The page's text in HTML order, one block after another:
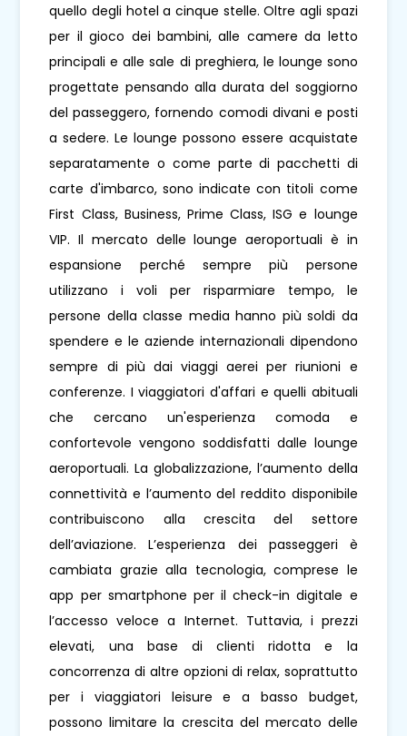
quello degli hotel a cinque stelle. Oltre agli spazi
per il gioco dei bambini, alle camere da letto
principali e alle sale di preghiera, le lounge sono
progettate pensando alla durata del soggiorno
del passeggero, fornendo comodi divani e posti
a sedere. Le lounge possono essere acquistate
separatamente o come parte di pacchetti di
carte d'imbarco, sono indicate con titoli come
First Class, Business, Prime Class, ISG e lounge
VIP. Il mercato delle lounge aeroportuali è in
espansione perché sempre più persone
utilizzano i voli per risparmiare tempo, le
persone della classe media hanno più soldi da
spendere e le aziende internazionali dipendono
sempre di più dai viaggi aerei per riunioni e
conferenze. I viaggiatori d'affari e quelli abituali
che cercano un'esperienza comoda e
confortevole vengono soddisfatti dalle lounge
aeroportuali. La globalizzazione, l’aumento della
connettività e l’aumento del reddito disponibile
contribuiscono alla crescita del settore
dell’aviazione. L’esperienza dei passeggeri è
cambiata grazie alla tecnologia, comprese le
app per smartphone per il check-in digitale e
l’accesso veloce a Internet. Tuttavia, i prezzi
elevati, una base di clienti ridotta e la
concorrenza di altre opzioni di relax, soprattutto
per i viaggiatori leisure e a basso budget,
possono limitare la crescita del mercato delle